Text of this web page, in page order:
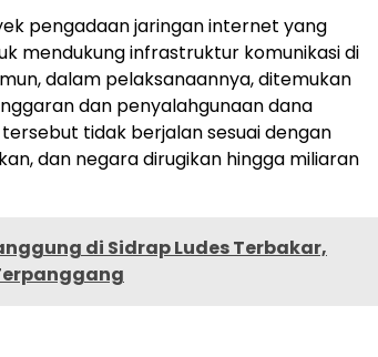
pengadaan jaringan internet yang
mendukung infrastruktur komunikasi di
dalam pelaksanaannya, ditemukan
dan penyalahgunaan dana
tidak berjalan sesuai dengan
dan negara dirugikan hingga miliaran
di Sidrap Ludes Terbakar,